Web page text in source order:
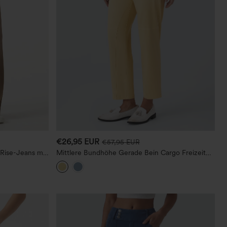
Jeans mit
€26,95 EUR €57,95 EUR
Mittlere Bundhöhe Gerade Bein Cargo Freizeit
Baumwollhose mit Taschen